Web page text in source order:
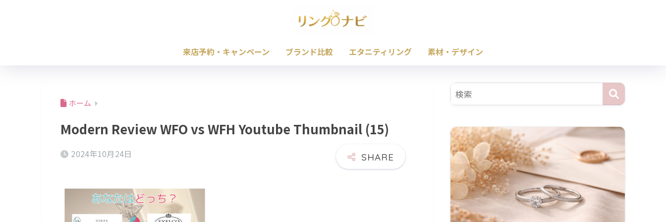
来店予約・キャンペーン ブランド比較 エタニティリング 素材・デザイン
ホーム
Modern Review WFO vs WFH Youtube Thumbnail (15)
2024年10月24日